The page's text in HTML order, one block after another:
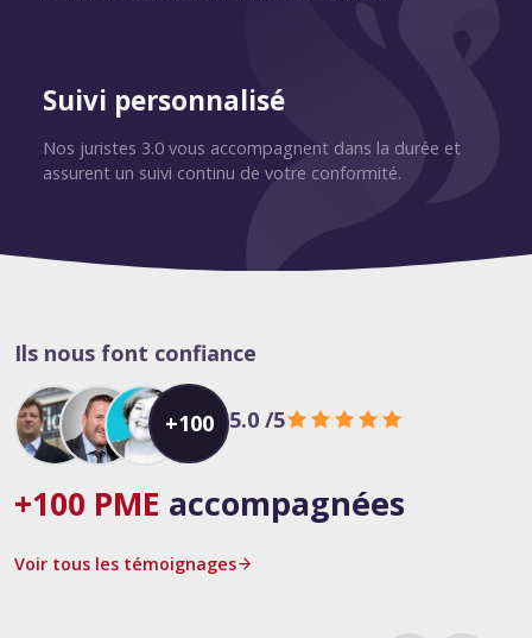
Suivi personnalisé
Nos juristes 3.0 vous accompagnent dans la durée et
assurent un suivi continu de votre conformité.
Ils nous font confiance
+100 5.0 /5
+100 PME accompagnées
Voir tous les témoignages